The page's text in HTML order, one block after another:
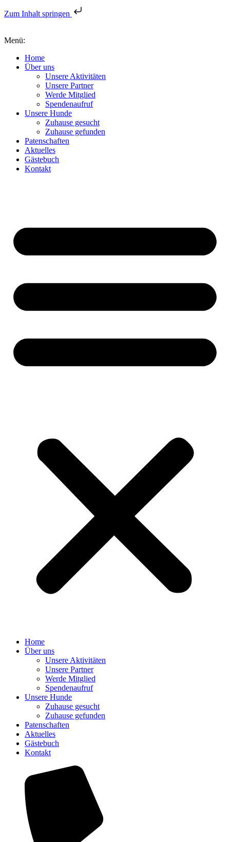
Zum Inhalt springen
Menü:
Home
Über uns
Unsere Aktivitäten
Unsere Partner
Werde Mitglied
Spendenaufruf
Unsere Hunde
Zuhause gesucht
Zuhause gefunden
Patenschaften
Aktuelles
Gästebuch
Kontakt
Home
Über uns
Unsere Aktivitäten
Unsere Partner
Werde Mitglied
Spendenaufruf
Unsere Hunde
Zuhause gesucht
Zuhause gefunden
Patenschaften
Aktuelles
Gästebuch
Kontakt